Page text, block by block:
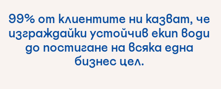
99% от клиентите ни казват, че
изграждайки устойчив екип води
до постигане на всяка една
бизнес цел.